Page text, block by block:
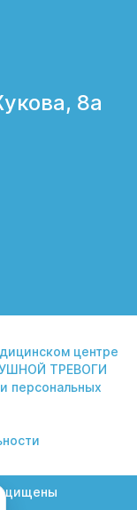
8а
центре
ТРЕВОГИ
персональных